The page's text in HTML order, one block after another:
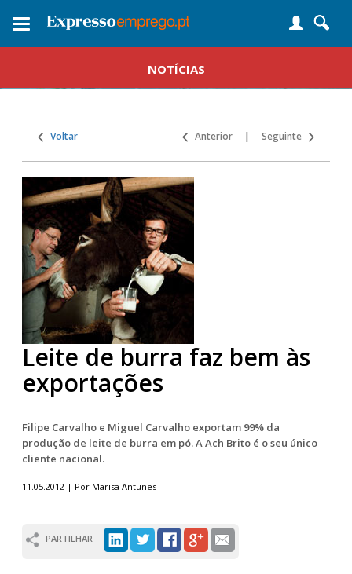
Toggle
NOTÍCIAS
Voltar Anterior | Seguinte
Leite de burra faz bem às
exportações
Filipe Carvalho e Miguel Carvalho exportam 99% da
produção de leite de burra em pó. A Ach Brito é o seu único
cliente nacional.
11.05.2012 | Por Marisa Antunes
PARTILHAR